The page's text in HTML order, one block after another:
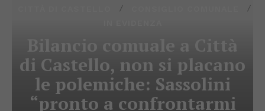
Bilancio comuale a Città
di Castello, non si placano
le polemiche: Sassolini
“pronto a confrontarmi